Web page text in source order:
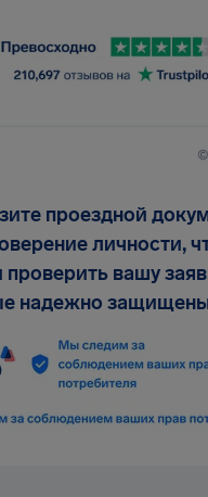
проездной
личности,
проверить вашу
надежно